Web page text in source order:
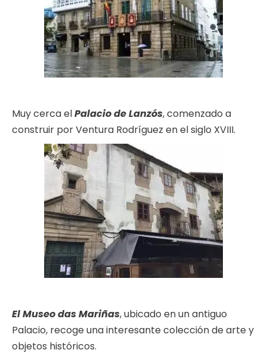
Muy cerca elPalacio de Lanzós, comenzado a
construir por Ventura Rodríguez en el siglo XVIII.
El Museo das Mariñas, ubicado en un antiguo
Palacio, recoge una interesante colección de arte y
objetos históricos.